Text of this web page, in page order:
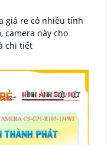
giá re có nhiều tính
chi tiết